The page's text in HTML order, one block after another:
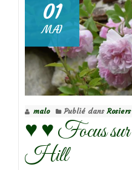
Focus
sur
le
rosier
Fantin
Latour
01
MAI
malo Publié dans Rosiers
♥️ ♥️ Focus sur
Hill